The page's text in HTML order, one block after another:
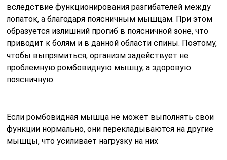
вследствие функционирования разгибателей между
лопаток, а благодаря поясничным мышцам. При этом
образуется излишний прогиб в поясничной зоне, что
приводит к болям и в данной области спины. Поэтому,
чтобы выпрямиться, организм задействует не
проблемную ромбовидную мышцу, а здоровую
поясничную.
Если ромбовидная мышца не может выполнять свои
функции нормально, они перекладываются на другие
мышцы, что усиливает нагрузку на них